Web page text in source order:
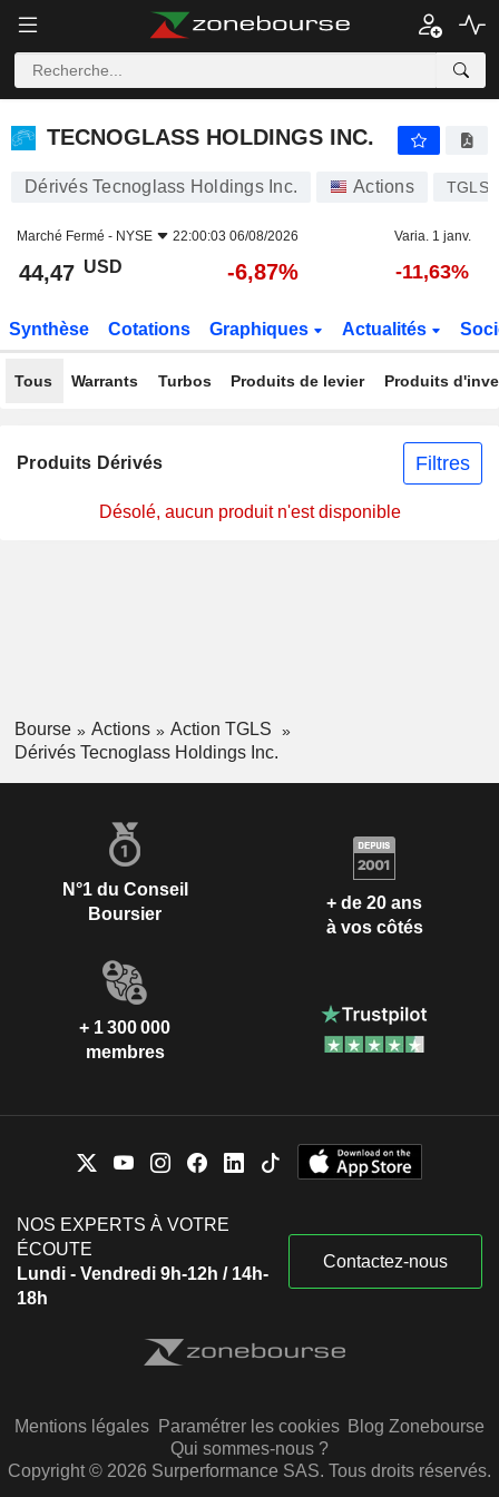
TECNOGLASS HOLDINGS INC.
TECNOGLASS HOLDINGS INC.
Dérivés Tecnoglass Holdings Inc. Actions TGLS
Marché Fermé - NYSE 22:00:03 06/08/2026 Varia. 1 janv.
44,47 USD -6,87% -11,63%
Synthèse Cotations Graphiques Actualités
Tous Warrants Turbos Produits de levier Produits
Produits Dérivés Filtres
Désolé, aucun produit n'est disponible
Bourse Actions
Action TGLS
Dérivés Tecnoglass Holdings Inc.
N°1 du Conseil
Boursier
+ de 20 ans
à vos côtés
+ 1 300 000
membres
NOS EXPERTS À VOTRE
ÉCOUTE
Lundi - Vendredi 9h-12h / 14h-
18h
Contactez-nous
Mentions légales Paramétrer les cookies Blog Zonebourse
Qui sommes-nous ?
Copyright © 2026 Surperformance SAS. Tous droits réservés.